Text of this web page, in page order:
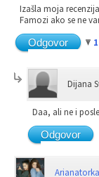
Izašla moja
Famozi ako se ne
Odgovor
Dijana
Daa, ali ne i
Odgovor